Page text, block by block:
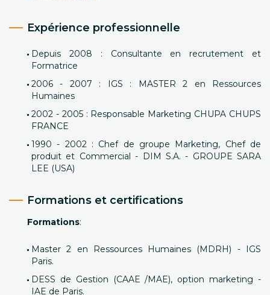
Expérience professionnelle
Depuis 2008 : Consultante en recrutement et
Formatrice
2006 - 2007 : IGS : MASTER 2 en Ressources
Humaines
2002 - 2005 : Responsable Marketing CHUPA CHUPS
FRANCE
1990 - 2002 : Chef de groupe Marketing, Chef de
produit et Commercial - DIM S.A. - GROUPE SARA
LEE (USA)
Formations et certifications
Formations:
Master 2 en Ressources Humaines (MDRH) - IGS
Paris.
DESS de Gestion (CAAE /MAE), option marketing -
IAE de Paris.